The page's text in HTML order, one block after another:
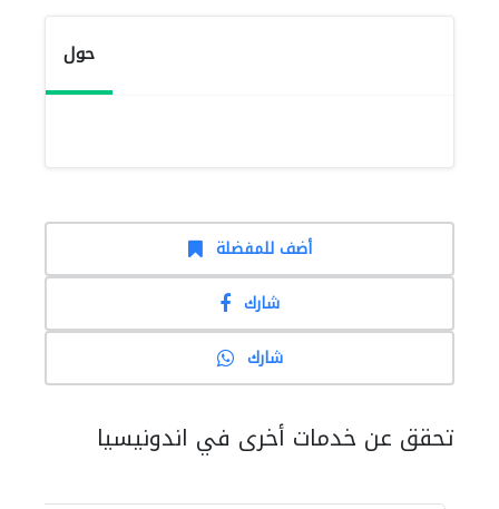
حول
أضف للمفضلة
شارك
شارك
تحقق عن خدمات أخرى في اندونيسيا